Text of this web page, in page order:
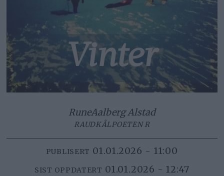
Vinter
RuneAalberg Alstad
RAUDKÅLPOETEN R
PUBLISERT 01.01.2026 - 11:00
SIST OPPDATERT 01.01.2026 - 12:47